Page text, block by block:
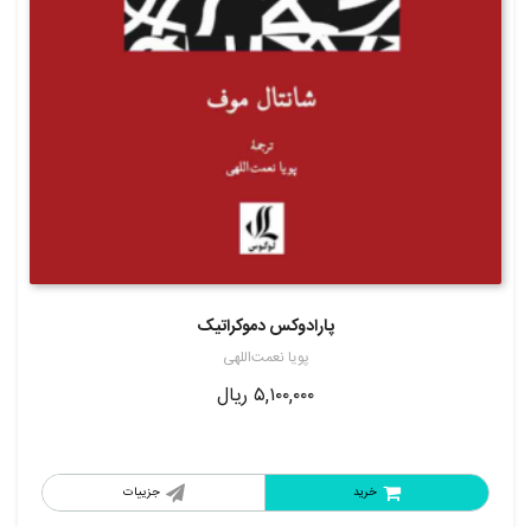
پارادوکس دموکراتیک
پویا نعمت‌اللهی
۵,۱۰۰,۰۰۰ ریال
جزییات خرید